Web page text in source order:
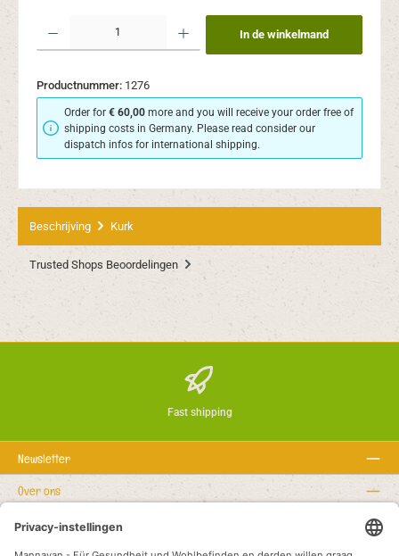
Producthoeveelheid: Voer de gewenste hoeveelheid in of gebruik de knoppen om
In de winkelmand
Productnummer: 1276
Order for€ 60,00 more and you will receive your order free of
shipping costs in Germany. Please read consider our
dispatch infos for international shipping.
Beschrijving Kurk
Trusted Shops Beoordelingen
Fast shipping
Newsletter
Over ons
Rechtstexte